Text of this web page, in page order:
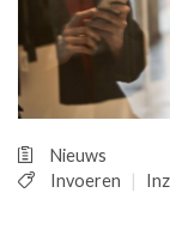
Nieuws
Invoeren